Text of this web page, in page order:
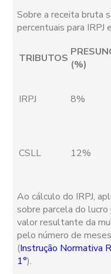
Sobre a receita bruta
percentuais para IRPJ
TRIBUTOS (%)
IRPJ 8%
CSLL 12%
Ao cálculo do IRPJ,
sobre parcela do
valor resultante da
pelo número de
(Instrução Normativa
1°).